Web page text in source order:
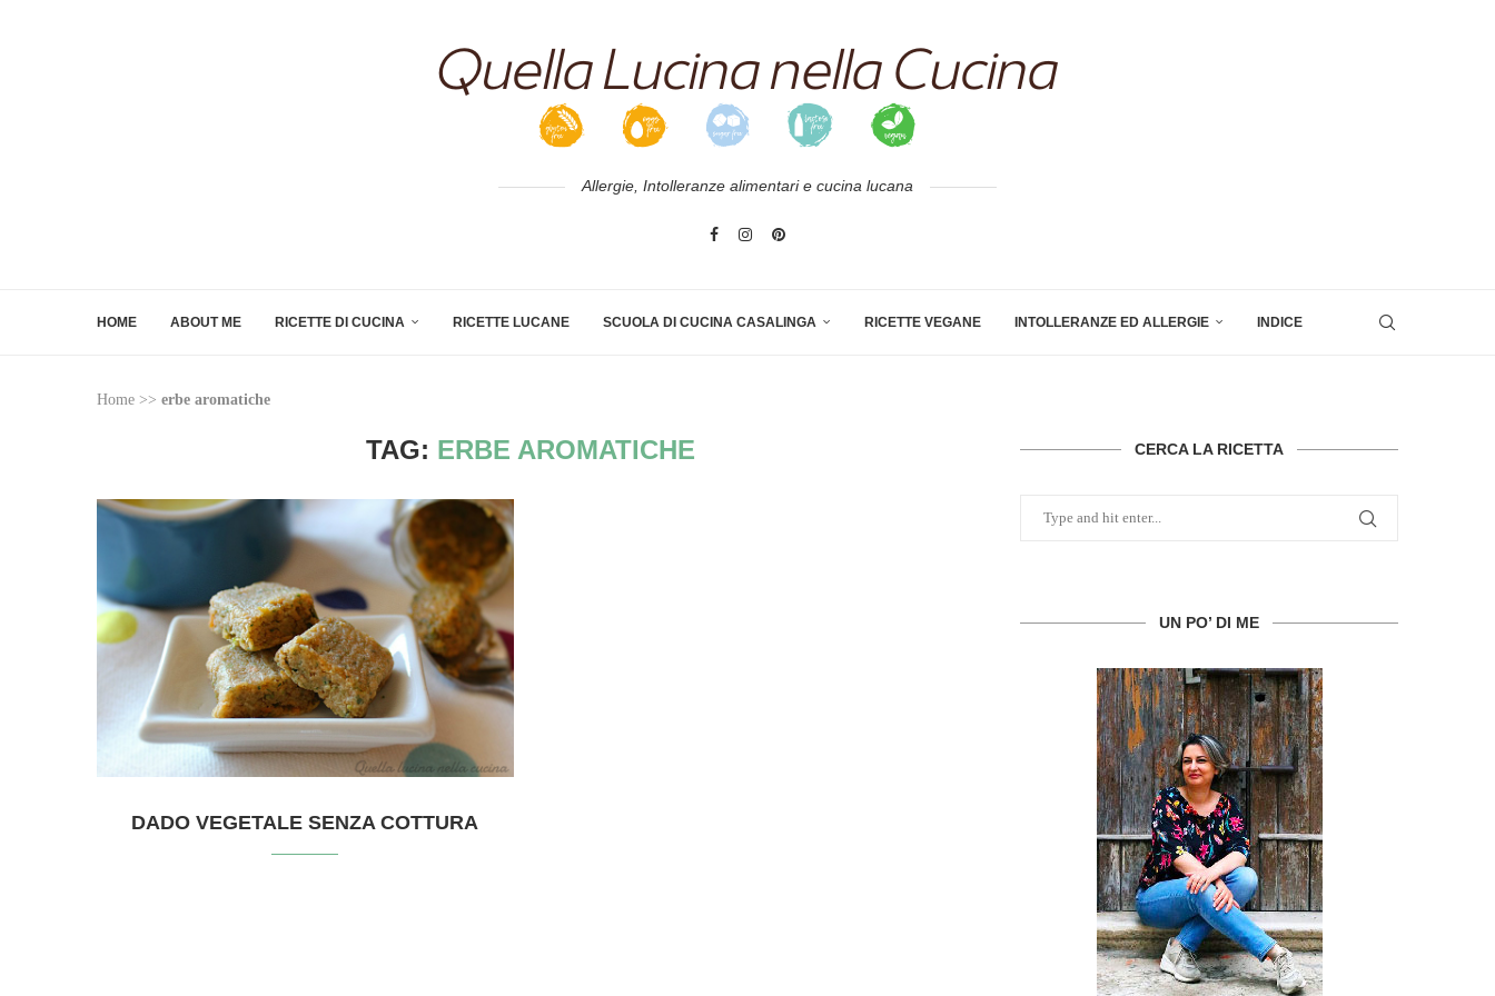
Allergie, Intolleranze alimentari e cucina lucana
HOME ABOUT ME RICETTE DI CUCINA RICETTE LUCANE SCUOLA DI CUCINA CASALINGA RICETTE VEGANE INTOLLERANZE ED ALLERGIE INDICE
Home >> erbe aromatiche
TAG: ERBE AROMATICHE
DADO VEGETALE SENZA COTTURA
CERCA LA RICETTA
UN PO’ DI ME